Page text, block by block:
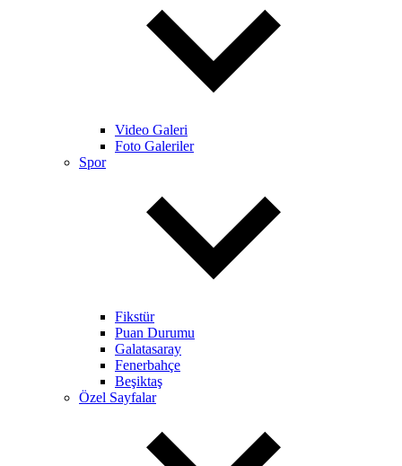
Video Galeri
Foto Galeriler
Spor
Fikstür
Puan Durumu
Galatasaray
Fenerbahçe
Beşiktaş
Özel Sayfalar